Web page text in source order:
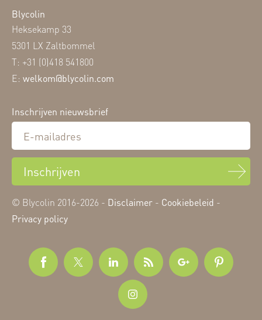
Blycolin
Heksekamp 33
5301 LX Zaltbommel
T: +31 (0)418 541800
E: welkom@blycolin.com
Inschrijven nieuwsbrief
Inschrijven
© Blycolin 2016-2026 - Disclaimer - Cookiebeleid -
Privacy policy